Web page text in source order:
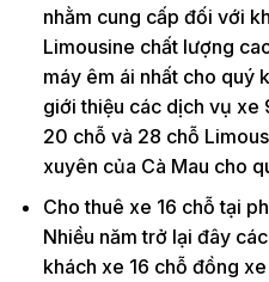
nhằm cung cấp đối với
Limousine chất lượng
máy êm ái nhất cho quý
giới thiệu các dịch vụ xe
20 chỗ và 28 chỗ
xuyên của Cà Mau cho
Cho thuê xe 16 chỗ tại
Nhiều năm trở lại đây
khách xe 16 chỗ đồng